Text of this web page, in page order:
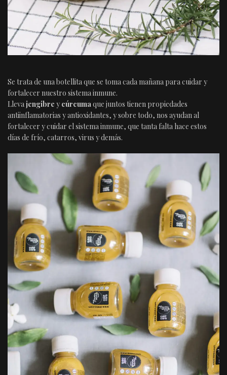
Se trata de una botellita que se toma cada mañana para cuidar y
fortalecer nuestro sistema inmune.
Llevajengibre y cúrcumaque juntos tienen propiedades
antiinflamatorias y antioxidantes, y sobre todo, nos ayudan al
fortalecer y cuidar el sistema inmune, que tanta falta hace estos
días de frío, catarros, virus y demás.